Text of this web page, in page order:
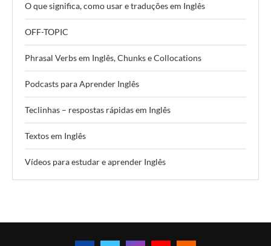
O que significa, como usar e traduções em Inglês
OFF-TOPIC
Phrasal Verbs em Inglês, Chunks e Collocations
Podcasts para Aprender Inglês
Teclinhas – respostas rápidas em Inglês
Textos em Inglês
Vídeos para estudar e aprender Inglês